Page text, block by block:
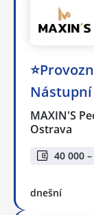
Nástupní
MAXIN'S
Ostrava
40 000
dnešní